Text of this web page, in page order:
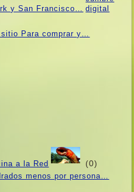
y San Francisco…
Para comprar y…
a la Red (0)
menos por persona…